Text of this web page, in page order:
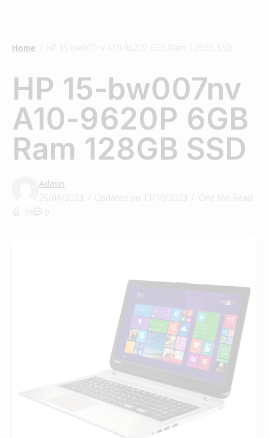
Home HP 15-bw007nv A10-9620P 6GB Ram 128GB SSD
HP 15-bw007nv
A10-9620P 6GB
Ram 128GB SSD
Admin
26/04/2023
Updated on 11/10/2023
One Min Read
35
0